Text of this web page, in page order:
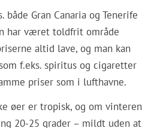
både Gran Canaria og Tenerife
har været toldfrit område
altid lave, og man kan
f.eks. spiritus og cigaretter
priser som i lufthavne.
øer er tropisk, og om vinteren
20-25 grader – mildt uden at